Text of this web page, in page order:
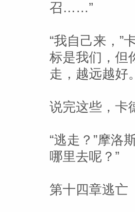
召……”
“我自己来，”
标是我们，但
走，越远越好
说完这些，卡
“逃走？”摩洛
哪里去呢？”
第十四章逃亡